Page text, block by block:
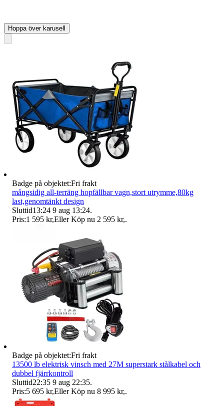
Hoppa över karusell
Badge på objektet:Fri frakt
mångsidig all-terräng hopfällbar vagn,stort utrymme,80kg
last,genomtänkt design
Sluttid13:24 9 aug 13:24.
Pris:1 595 kr,Eller Köp nu 2 595 kr,.
Badge på objektet:Fri frakt
13500 lb elektrisk vinsch med 27M superstark stålkabel och
dubbel fjärrkontroll
Sluttid22:35 9 aug 22:35.
Pris:5 695 kr,Eller Köp nu 8 995 kr,.